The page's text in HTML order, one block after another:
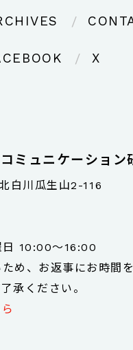
X
ミュニケーション
白川瓜生山2-116
日 10:00～16:00
め、お返事にお時間
承ください。